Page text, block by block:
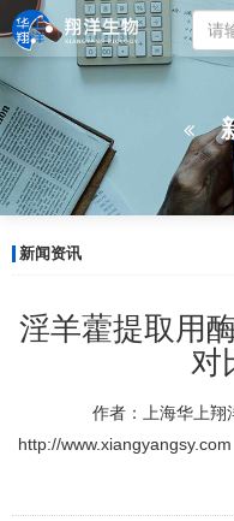
新闻资讯
淫羊藿提取用
对
作者：上海华上
http://